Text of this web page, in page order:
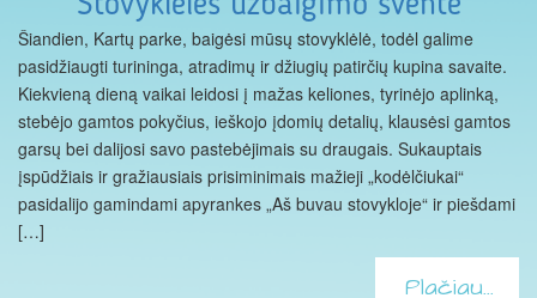
Šiandien, Kartų parke, baigėsi mūsų stovyklėlė, todėl galime
pasidžiaugti turininga, atradimų ir džiugių patirčių kupina savaite.
Kiekvieną dieną vaikai leidosi į mažas keliones, tyrinėjo aplinką,
stebėjo gamtos pokyčius, ieškojo įdomių detalių, klausėsi gamtos
garsų bei dalijosi savo pastebėjimais su draugais. Sukauptais
įspūdžiais ir gražiausiais prisiminimais mažieji „kodėlčiukai“
pasidalijo gamindami apyrankes „Aš buvau stovykloje“ ir piešdami
[…]
Plačiau...